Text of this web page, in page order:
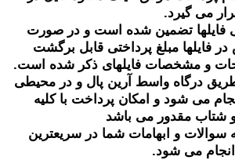
می گیرد.
فایلها تضمین شده است و در صورت
فایلها مبلغ پرداختی قابل برگشت
و مشخصات فایلهای ذکر شده است.
طریق درگاه واسط آرین پال و در محیطی
می شود و امکان پرداخت با کلیه
شتاب مقدور می باشد
سوالات و ابهامات شما در سریعترین
می شود.